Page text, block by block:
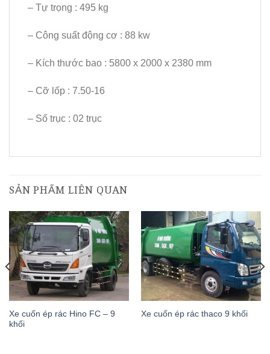
– Tự trọng : 495 kg
– Công suất động cơ : 88 kw
– Kích thước bao : 5800 x 2000 x 2380 mm
– Cỡ lốp : 7.50-16
– Số trục : 02 trục
SẢN PHẨM LIÊN QUAN
Xe cuốn ép rác Hino FC – 9
khối
Xe cuốn ép rác thaco 9 khối